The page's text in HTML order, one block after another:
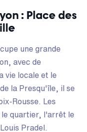
: Place des
une grande
avec de
vie locale et le
la Presqu'île, il se
Rousse. Les
le quartier, l'arrêt le
Pradel.